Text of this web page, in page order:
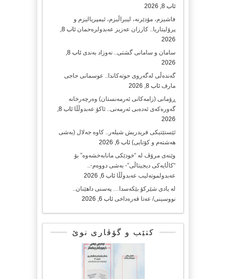
ئاب 8, 2026
فاشیزم، مۆدێرنە، لیبراڵیزم، ئیمپریالیزم و
پرۆلیتاریا.. کارزان عەزیز عەبدولرەحمان
ئاب 8,
2026
سامان و سامانی گشتی.. نەوزاد بەندی
ئاب 8,
2026
گەندەڵی لەگەروی حوتەکاندا.. عوسمانی حاجی
مارف ئاب 8, 2026
ڕۆمانی (زامه‌كانی ئەرمەنستان) وه‌رچه‌رخانه‌
گه‌وره‌كه‌ی ئه‌ده‌بی ئه‌رمه‌نی.. ئاكۆ عه‌بدوڵڵا
ئاب 8,
2026
ئێستێتیکی فریدریش شیلەر.. کاوە جەلال (بەشی
هەشتەم و کۆتایی) ئاب 6, 2026
وێنەی مرۆڤ لە “خودێکی مانابەخشەوە” بۆ
“کاڵایەکی دیجیتاڵی”- بەشی دووەم-..
عەبدولموتەلیب عەبدوڵڵا ئاب 6, 2026
لە یادی شێرکۆ بێکەسدا… پەسنی داهێنان..
نووسینی/ عەتا قەرەداخی ئاب 6, 2026
کتێب و گۆڤاری نوێ